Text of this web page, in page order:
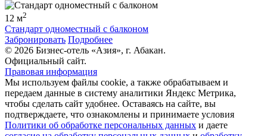
12 м2
Стандарт одноместный с балконом
Забронировать Подробнее
© 2026 Бизнес-отель «Азия», г. Абакан.
Официальный сайт.
Правовая информация
Мы используем файлы cookie, а также обрабатываем и
передаем данные в систему аналитики Яндекс Метрика,
чтобы сделать сайт удобнее. Оставаясь на сайте, вы
подтверждаете, что ознакомлены и принимаете условия
Политики об обработке персональных данных и даете